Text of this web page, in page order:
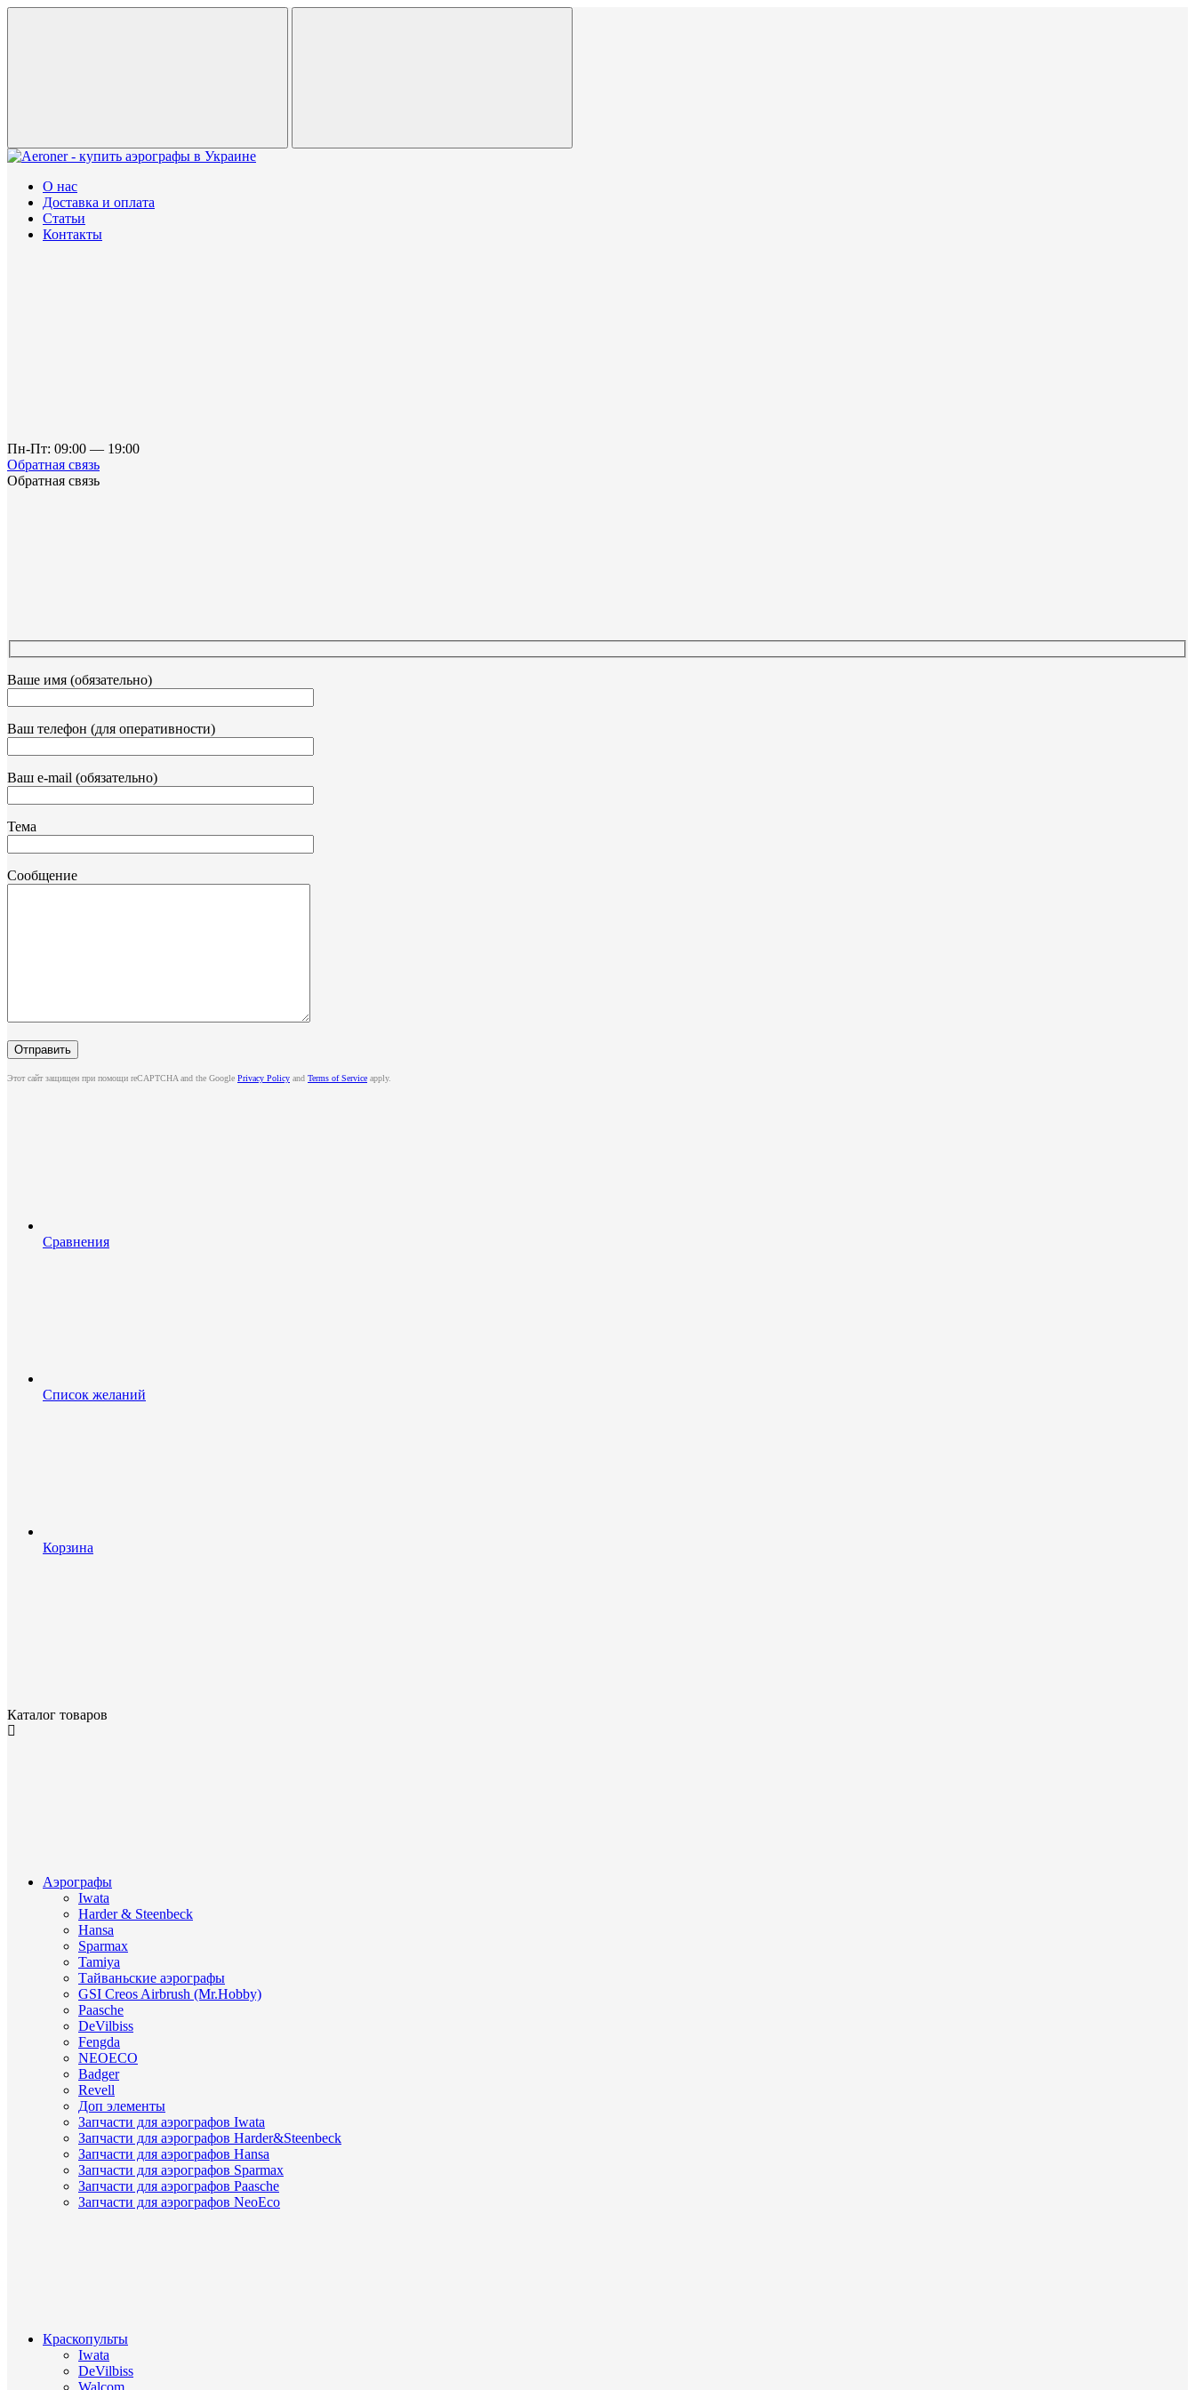
О нас
Доставка и оплата
Статьи
Контакты
Пн-Пт: 09:00 — 19:00
Обратная связь
Обратная связь
Ваше имя (обязательно)
Ваш телефон (для оперативности)
Ваш e-mail (обязательно)
Тема
Сообщение
Этот сайт защищен при помощи reCAPTCHA and the Google Privacy Policy and Terms of Service apply.
Сравнения
Список желаний
Корзина
Каталог товаров
Аэрографы
Iwata
Harder & Steenbeck
Hansa
Sparmax
Tamiya
Тайваньские аэрографы
GSI Creos Airbrush (Mr.Hobby)
Paasche
DeVilbiss
Fengda
NEOECO
Badger
Revell
Доп элементы
Запчасти для аэрографов Iwata
Запчасти для аэрографов Harder&Steenbeck
Запчасти для аэрографов Hansa
Запчасти для аэрографов Sparmax
Запчасти для аэрографов Paasche
Запчасти для аэрографов NeoEco
Краскопульты
Iwata
DeVilbiss
Walcom